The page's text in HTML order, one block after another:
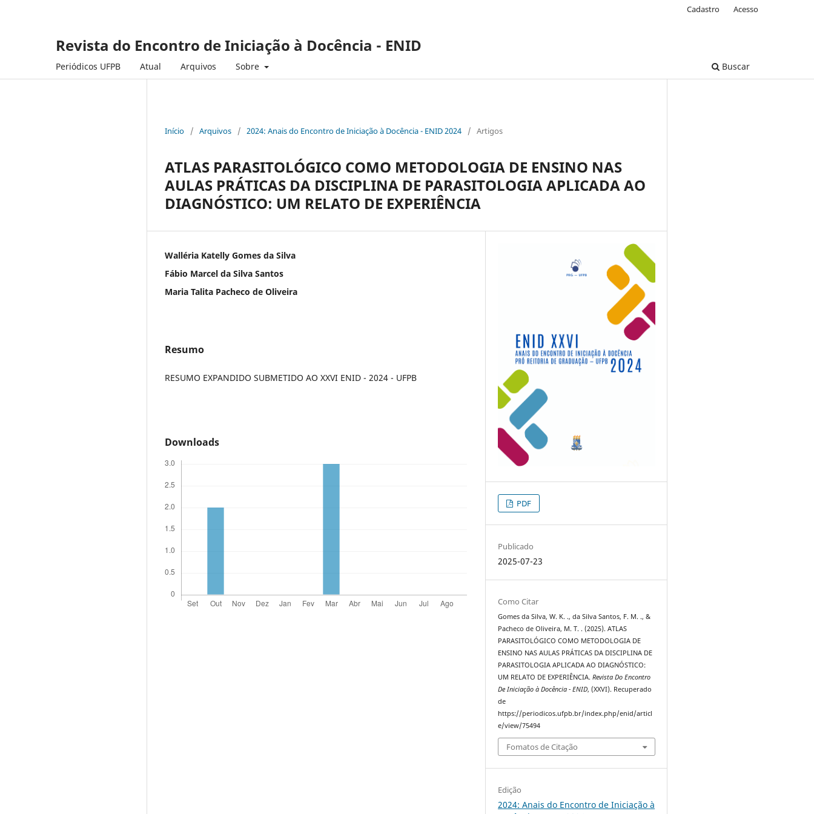
Revista do Encontro de Iniciação à Docência - ENID
Periódicos UFPB Atual Arquivos Sobre Buscar
Cadastro Acesso
Início / Arquivos / 2024: Anais do Encontro de Iniciação à Docência - ENID 2024 / Artigos
ATLAS PARASITOLÓGICO COMO METODOLOGIA DE ENSINO NAS
AULAS PRÁTICAS DA DISCIPLINA DE PARASITOLOGIA APLICADA AO
DIAGNÓSTICO: UM RELATO DE EXPERIÊNCIA
Walléria Katelly Gomes da Silva
Fábio Marcel da Silva Santos
Maria Talita Pacheco de Oliveira
Resumo
RESUMO EXPANDIDO SUBMETIDO AO XXVI ENID - 2024 - UFPB
Downloads
PDF
Publicado
2025-07-23
Como Citar
Gomes da Silva, W. K. ., da Silva Santos, F. M. ., &
Pacheco de Oliveira, M. T. . (2025). ATLAS
PARASITOLÓGICO COMO METODOLOGIA DE
ENSINO NAS AULAS PRÁTICAS DA DISCIPLINA DE
PARASITOLOGIA APLICADA AO DIAGNÓSTICO:
UM RELATO DE EXPERIÊNCIA.Revista Do Encontro
De Iniciação à Docência - ENID, (XXVI). Recuperado
de
https://periodicos.ufpb.br/index.php/enid/articl
e/view/75494
Fomatos de Citação
Edição
2024: Anais do Encontro de Iniciação à